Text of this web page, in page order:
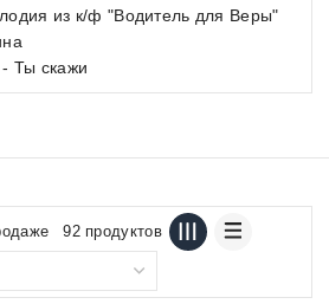
из к/ф "Водитель для Веры"
Ты скажи
92 продуктов